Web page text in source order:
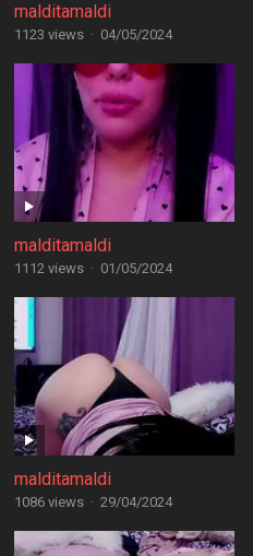
malditamaldi
1123 views · 04/05/2024
malditamaldi
1112 views · 01/05/2024
malditamaldi
1086 views · 29/04/2024